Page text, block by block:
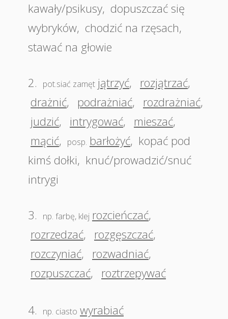
kawały/psikusy, dopuszczać się
wybryków, chodzić na rzęsach,
stawać na głowie
2. pot.siać zamęt jątrzyć, rozjątrzać,
drażnić, podrażniać, rozdrażniać,
judzić, intrygować, mieszać,
mącić, posp. barłożyć, kopać pod
kimś dołki, knuć/prowadzić/snuć
intrygi
3. np. farbę, klej rozcieńczać,
rozrzedzać, rozgęszczać,
rozczyniać, rozwadniać,
rozpuszczać, roztrzepywać
4. np. ciasto wyrabiać